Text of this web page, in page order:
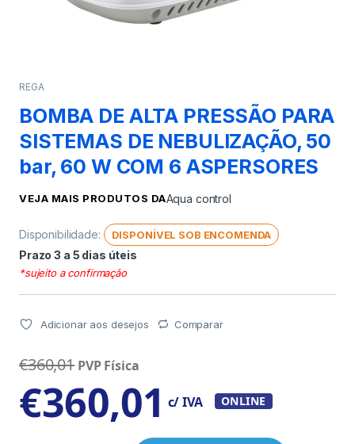
REGA
BOMBA DE ALTA PRESSÃO PARA
SISTEMAS DE NEBULIZAÇÃO, 50
bar, 60 W COM 6 ASPERSORES
VEJA MAIS PRODUTOS DAAqua control
Disponibilidade: DISPONÍVEL SOB ENCOMENDA
Prazo 3 a 5 dias úteis
*sujeito a confirmação
Adicionar aos desejos Comparar
€360,01 PVP Física
€360,01 c/ IVA ONLINE